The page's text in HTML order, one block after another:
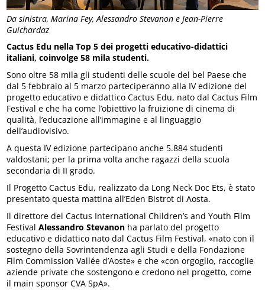
Da sinistra, Marina Fey, Alessandro Stevanon e Jean-Pierre
Guichardaz
Cactus Edu nella Top 5 dei progetti educativo-didattici
italiani, coinvolge 58 mila studenti.
Sono oltre 58 mila gli studenti delle scuole del bel Paese che
dal 5 febbraio al 5 marzo parteciperanno alla IV edizione del
progetto educativo e didattico Cactus Edu, nato dal Cactus Film
Festival e che ha come l’obiettivo la fruizione di cinema di
qualità, l’educazione all’immagine e al linguaggio
dell’audiovisivo.
A questa IV edizione partecipano anche 5.884 studenti
valdostani; per la prima volta anche ragazzi della scuola
secondaria di II grado.
Il Progetto Cactus Edu, realizzato da Long Neck Doc Ets, è stato
presentato questa mattina all’Eden Bistrot di Aosta.
Il direttore del Cactus International Children’s and Youth Film
FestivalAlessandro Stevanon ha parlato del progetto
educativo e didattico nato dal Cactus Film Festival, «nato con il
sostegno della Sovrintendenza agli Studi e della Fondazione
Film Commission Vallée d’Aoste» e che «con orgoglio, raccoglie
aziende private che sostengono e credono nel progetto, come
il main sponsor CVA SpA».